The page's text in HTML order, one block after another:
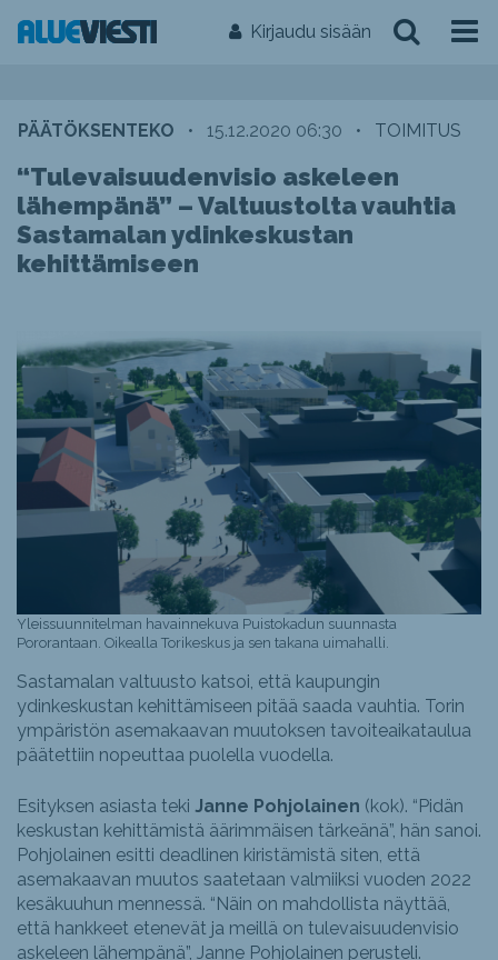
Kirjaudu sisään
PÄÄTÖKSENTEKO • 15.12.2020 06:30 • TOIMITUS
“Tulevaisuudenvisio askeleen
lähempänä” – Valtuustolta vauhtia
Sastamalan ydinkeskustan
kehittämiseen
Yleissuunnitelman havainnekuva Puistokadun suunnasta
Pororantaan. Oikealla Torikeskus ja sen takana uimahalli.
Sastamalan valtuusto katsoi, että kaupungin
ydinkeskustan kehittämiseen pitää saada vauhtia. Torin
ympäristön asemakaavan muutoksen tavoiteaikataulua
päätettiin nopeuttaa puolella vuodella.
Esityksen asiasta teki Janne Pohjolainen (kok). “Pidän
keskustan kehittämistä äärimmäisen tärkeänä”, hän sanoi.
Pohjolainen esitti deadlinen kiristämistä siten, että
asemakaavan muutos saatetaan valmiiksi vuoden 2022
kesäkuuhun mennessä. “Näin on mahdollista näyttää,
että hankkeet etenevät ja meillä on tulevaisuudenvisio
askeleen lähempänä”, Janne Pohjolainen perusteli.